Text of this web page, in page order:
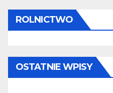
ROLNICTWO
OSTATNIE WPISY